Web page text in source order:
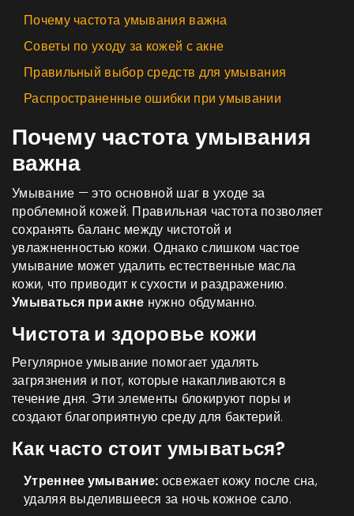
Почему частота умывания важна
Советы по уходу за кожей с акне
Правильный выбор средств для умывания
Распространенные ошибки при умывании
Почему частота умывания
важна
Умывание — это основной шаг в уходе за
проблемной кожей. Правильная частота позволяет
сохранять баланс между чистотой и
увлажненностью кожи. Однако слишком частое
умывание может удалить естественные масла
кожи, что приводит к сухости и раздражению.
Умываться при акне нужно обдуманно.
Чистота и здоровье кожи
Регулярное умывание помогает удалять
загрязнения и пот, которые накапливаются в
течение дня. Эти элементы блокируют поры и
создают благоприятную среду для бактерий.
Как часто стоит умываться?
Утреннее умывание: освежает кожу после сна,
удаляя выделившееся за ночь кожное сало.